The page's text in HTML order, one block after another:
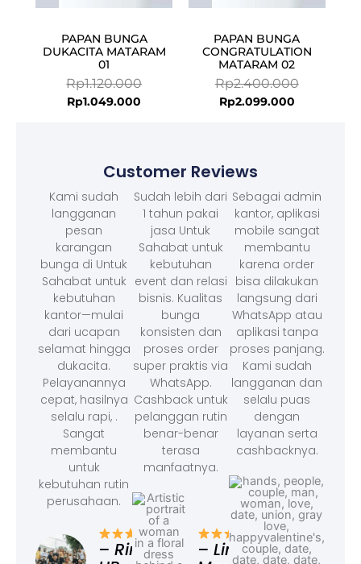
PAPAN BUNGA
DUKACITA MATARAM
01
Rp1.120.000
Rp1.049.000
PAPAN BUNGA
CONGRATULATION
MATARAM 02
Rp2.400.000
Rp2.099.000
Customer Reviews
Kami sudah
langganan
pesan
karangan
bunga di Untuk
Sahabat untuk
kebutuhan
kantor—mulai
dari ucapan
selamat hingga
dukacita.
Pelayanannya
cepat, hasilnya
selalu rapi, .
Sangat
membantu
untuk
kebutuhan rutin
perusahaan.
– Rina,
Sudah lebih dari
1 tahun pakai
jasa Untuk
Sahabat untuk
kebutuhan
event dan relasi
bisnis. Kualitas
bunga
konsisten dan
proses order
super praktis via
WhatsApp.
Cashback untuk
pelanggan rutin
benar-benar
terasa
manfaatnya.
– Linda,
Sebagai admin
kantor, aplikasi
mobile sangat
membantu
karena order
bisa dilakukan
langsung dari
WhatsApp atau
aplikasi tanpa
proses panjang.
Kami sudah
langganan dan
selalu puas
dengan
layanan serta
cashbacknya.